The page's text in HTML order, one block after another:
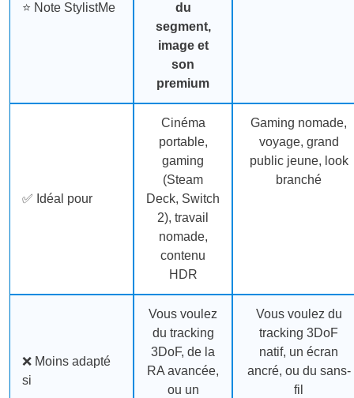
⭐ Note StylistMe
du
segment,
image et
son
premium
✅ Idéal pour
Cinéma
portable,
gaming
(Steam
Deck, Switch
2), travail
nomade,
contenu
HDR
Gaming nomade,
voyage, grand
public jeune, look
branché
❌ Moins adapté
si
Vous voulez
du tracking
3DoF, de la
RA avancée,
ou un
Vous voulez du
tracking 3DoF
natif, un écran
ancré, ou du sans-
fil